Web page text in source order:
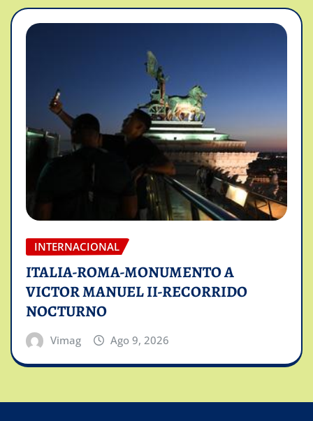
INTERNACIONAL
ITALIA-ROMA-MONUMENTO A
VICTOR MANUEL II-RECORRIDO
NOCTURNO
Vimag Ago 9, 2026